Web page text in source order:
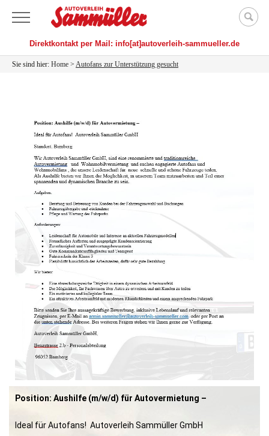
Direktkontakt per Mail: info[at]autoverleih-sammueller.de
Sie sind hier: Home > Autofans zur Unterstützung gesucht
Position: Aushilfe (m/w/d) für Autovermietung –
Ideal für Autofans! Autoverleih Sammüller GmbH